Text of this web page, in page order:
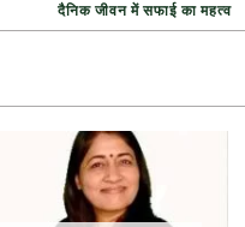
दैनिक जीवन में सफाई का महत्व